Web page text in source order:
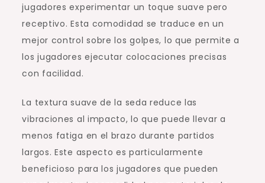
jugadores experimentar un toque suave pero
receptivo. Esta comodidad se traduce en un
mejor control sobre los golpes, lo que permite a
los jugadores ejecutar colocaciones precisas
con facilidad.
La textura suave de la seda reduce las
vibraciones al impacto, lo que puede llevar a
menos fatiga en el brazo durante partidos
largos. Este aspecto es particularmente
beneficioso para los jugadores que pueden